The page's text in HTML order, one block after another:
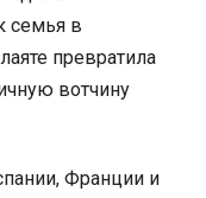
семья в
превратила
вотчину
Франции и